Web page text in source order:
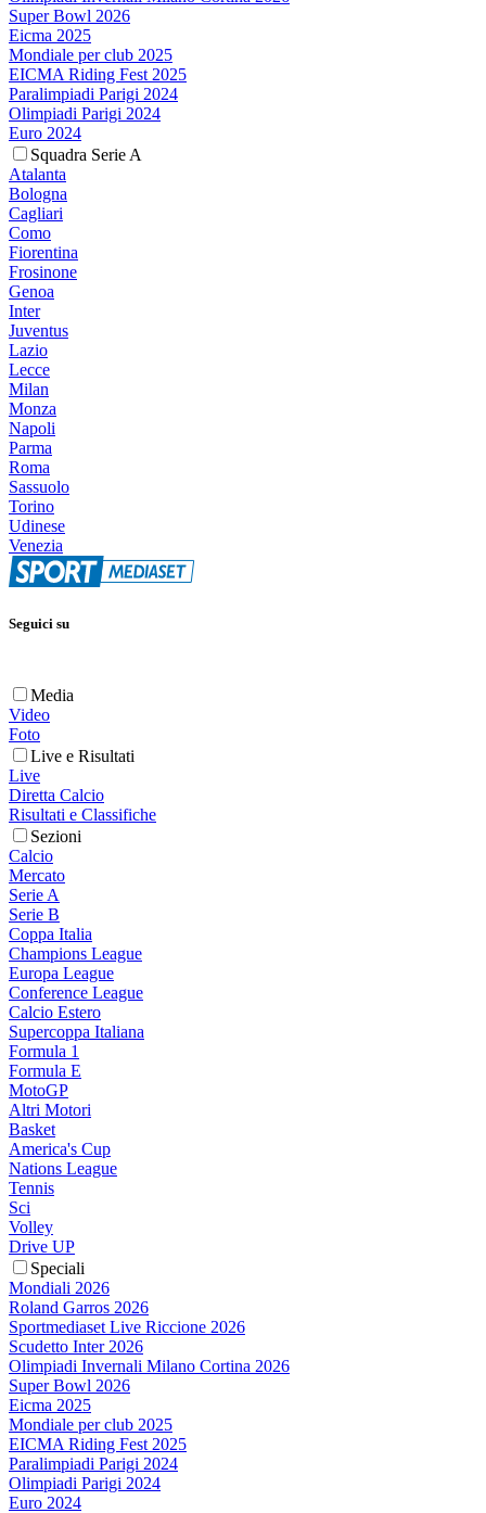
Super Bowl 2026
Eicma 2025
Mondiale per club 2025
EICMA Riding Fest 2025
Paralimpiadi Parigi 2024
Olimpiadi Parigi 2024
Euro 2024
Squadra Serie A
Atalanta
Bologna
Cagliari
Como
Fiorentina
Frosinone
Genoa
Inter
Juventus
Lazio
Lecce
Milan
Monza
Napoli
Parma
Roma
Sassuolo
Torino
Udinese
Venezia
Seguici su
Media
Video
Foto
Live e Risultati
Live
Diretta Calcio
Risultati e Classifiche
Sezioni
Calcio
Mercato
Serie A
Serie B
Coppa Italia
Champions League
Europa League
Conference League
Calcio Estero
Supercoppa Italiana
Formula 1
Formula E
MotoGP
Altri Motori
Basket
America's Cup
Nations League
Tennis
Sci
Volley
Drive UP
Speciali
Mondiali 2026
Roland Garros 2026
Sportmediaset Live Riccione 2026
Scudetto Inter 2026
Olimpiadi Invernali Milano Cortina 2026
Super Bowl 2026
Eicma 2025
Mondiale per club 2025
EICMA Riding Fest 2025
Paralimpiadi Parigi 2024
Olimpiadi Parigi 2024
Euro 2024